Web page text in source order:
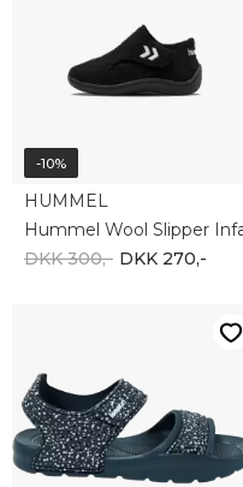
-10%
HUMMEL
DKK 300,- DKK 270,-